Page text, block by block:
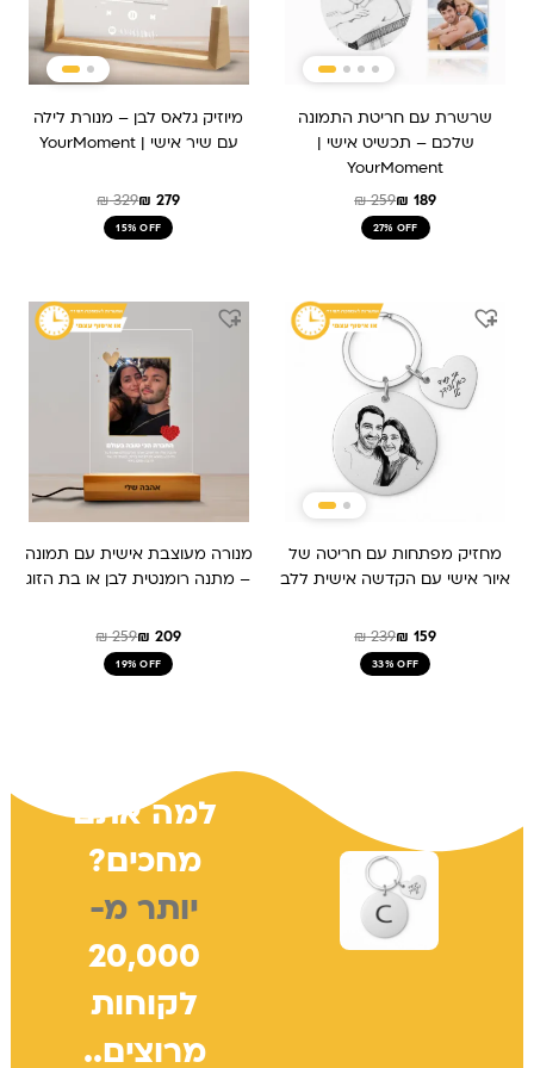
שרשרת עם חריטת התמונה
שלכם – תכשיט אישי |
YourMoment
₪259₪ 189
27% OFF
מיוזיק גלאס לבן – מנורת לילה
עם שיר אישי | YourMoment
₪329₪ 279
15% OFF
מחזיק מפתחות עם חריטה של
איור אישי עם הקדשה אישית ללב
₪239
המקורי
היה:
₪ 239.
₪ 159
הנוכחי
הוא:
₪ 159.
33% OFF
מנורה מעוצבת אישית עם תמונה
– מתנה רומנטית לבן או בת הזוג
₪259
המחיר
₪ 209
המחיר
19% OFF
למה אתם
מחכים?
יותר מ-
20,000
לקוחות
מרוצים..